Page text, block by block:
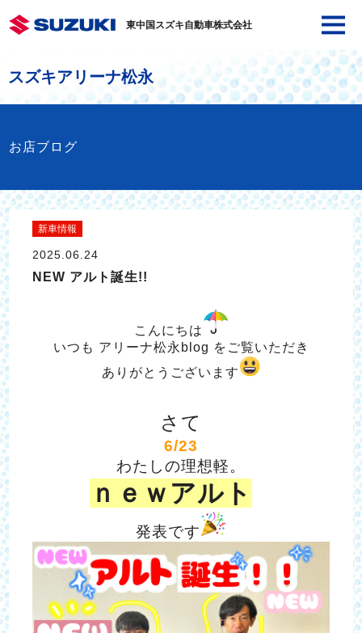
東中国スズキ自動車株式会社
スズキアリーナ松永
お店ブログ
新車情報
2025.06.24
NEW アルト誕生!!
こんにちは
いつも アリーナ松永blog をご覧いただき
ありがとうございます
さて
6/23
わたしの理想軽。
ｎｅｗアルト
発表です